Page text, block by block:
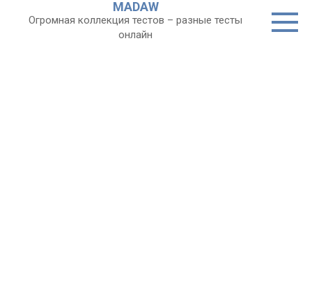
MADAW
Огромная коллекция тестов – разные тесты
онлайн